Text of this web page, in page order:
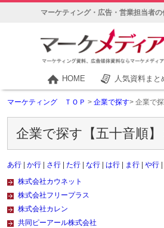
マーケティング・広告・営業担当者
HOME 人気資料まと
マーケティング ＴＯＰ > 企業で探す> 企業で
企業で探す【五十音順
あ行 か行 さ行 た行 な行 は行 ま行 や行
株式会社カウネット
株式会社フリープラス
株式会社カレン
共同ピーアール株式会社